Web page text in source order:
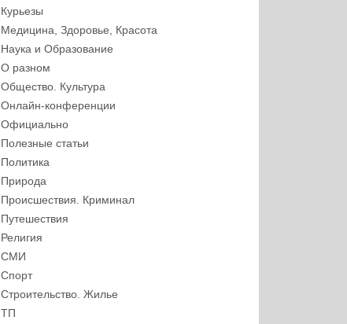
Курьезы
Медицина, Здоровье, Красота
Наука и Образование
О разном
Общество. Культура
Онлайн-конференции
Официально
Полезные статьи
Политика
Природа
Происшествия. Криминал
Путешествия
Религия
СМИ
Спорт
Строительство. Жилье
ТП